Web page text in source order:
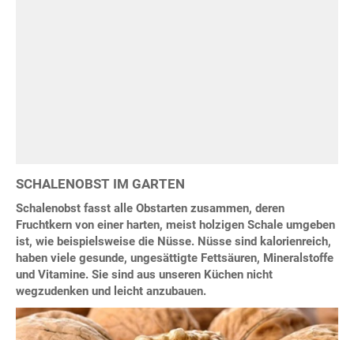
SCHALENOBST IM GARTEN
Schalenobst fasst alle Obstarten zusammen, deren
Fruchtkern von einer harten, meist holzigen Schale umgeben
ist, wie beispielsweise die Nüsse. Nüsse sind kalorienreich,
haben viele gesunde, ungesättigte Fettsäuren, Mineralstoffe
und Vitamine. Sie sind aus unseren Küchen nicht
wegzudenken und leicht anzubauen.